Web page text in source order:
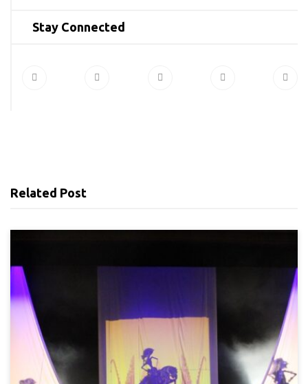
Stay Connected
Related Post